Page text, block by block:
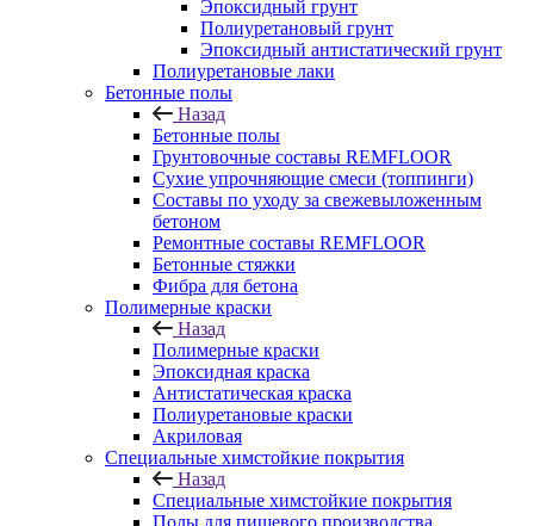
Эпоксидный грунт
Полиуретановый грунт
Эпоксидный антистатический грунт
Полиуретановые лаки
Бетонные полы
Назад
Бетонные полы
Грунтовочные составы REMFLOOR
Сухие упрочняющие смеси (топпинги)
Составы по уходу за свежевыложенным
бетоном
Ремонтные составы REMFLOOR
Бетонные стяжки
Фибра для бетона
Полимерные краски
Назад
Полимерные краски
Эпоксидная краска
Антистатическая краска
Полиуретановые краски
Акриловая
Специальные химстойкие покрытия
Назад
Специальные химстойкие покрытия
Полы для пищевого производства